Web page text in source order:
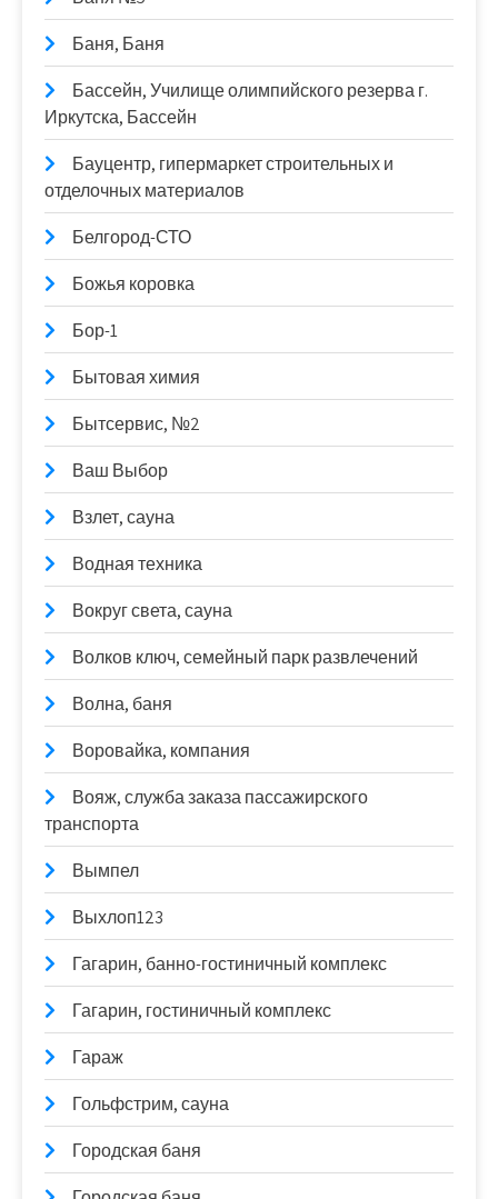
Баня, Баня
Бассейн, Училище олимпийского резерва г.
Иркутска, Бассейн
Бауцентр, гипермаркет строительных и
отделочных материалов
Белгород-СТО
Божья коровка
Бор-1
Бытовая химия
Бытсервис, №2
Ваш Выбор
Взлет, сауна
Водная техника
Вокруг света, сауна
Волков ключ, семейный парк развлечений
Волна, баня
Воровайка, компания
Вояж, служба заказа пассажирского
транспорта
Вымпел
Выхлоп123
Гагарин, банно-гостиничный комплекс
Гагарин, гостиничный комплекс
Гараж
Гольфстрим, сауна
Городская баня